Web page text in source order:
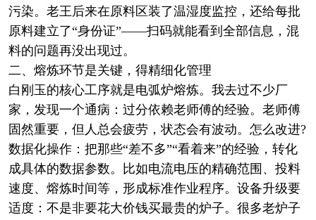
污染。老王后来在原料区装了温湿度监控，还给每批
原料建立了“身份证”——扫码就能看到全部信息，混
料的问题再没出现过。
二、熔炼环节是关键，得精细化管理
白刚玉的核心工序就是电弧炉熔炼。我去过不少厂
家，发现一个通病：过分依赖老师傅的经验。老师傅
固然重要，但人总会疲劳，状态会有波动。怎么改进?
数据化操作：把那些“差不多”“看着来”的经验，转化
成具体的数据参数。比如电流电压的精确范围、投料
速度、熔炼时间等，形成标准作业程序。设备升级要
适度：不是非要花大价钱买最贵的炉子。很多老炉子